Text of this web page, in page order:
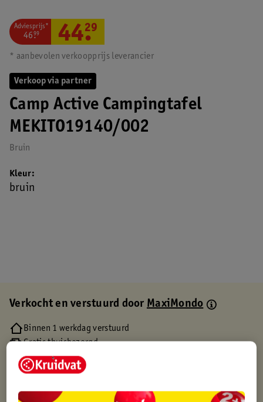
Verkoop via partner
Camp Active Campingtafel
MEKITO19140/002
Bruin
Adviesprijs*
46.
99 44.
29
* aanbevolen verkoopprijs leverancier
Kleur
bruin
Verkocht en verstuurd doorMaxiMondo
Binnen 1 werkdag verstuurd
Gratis thuisbezorgd
Gratis retourneren via verkooppartner.
Gratis punten met je Kruidvat kaart